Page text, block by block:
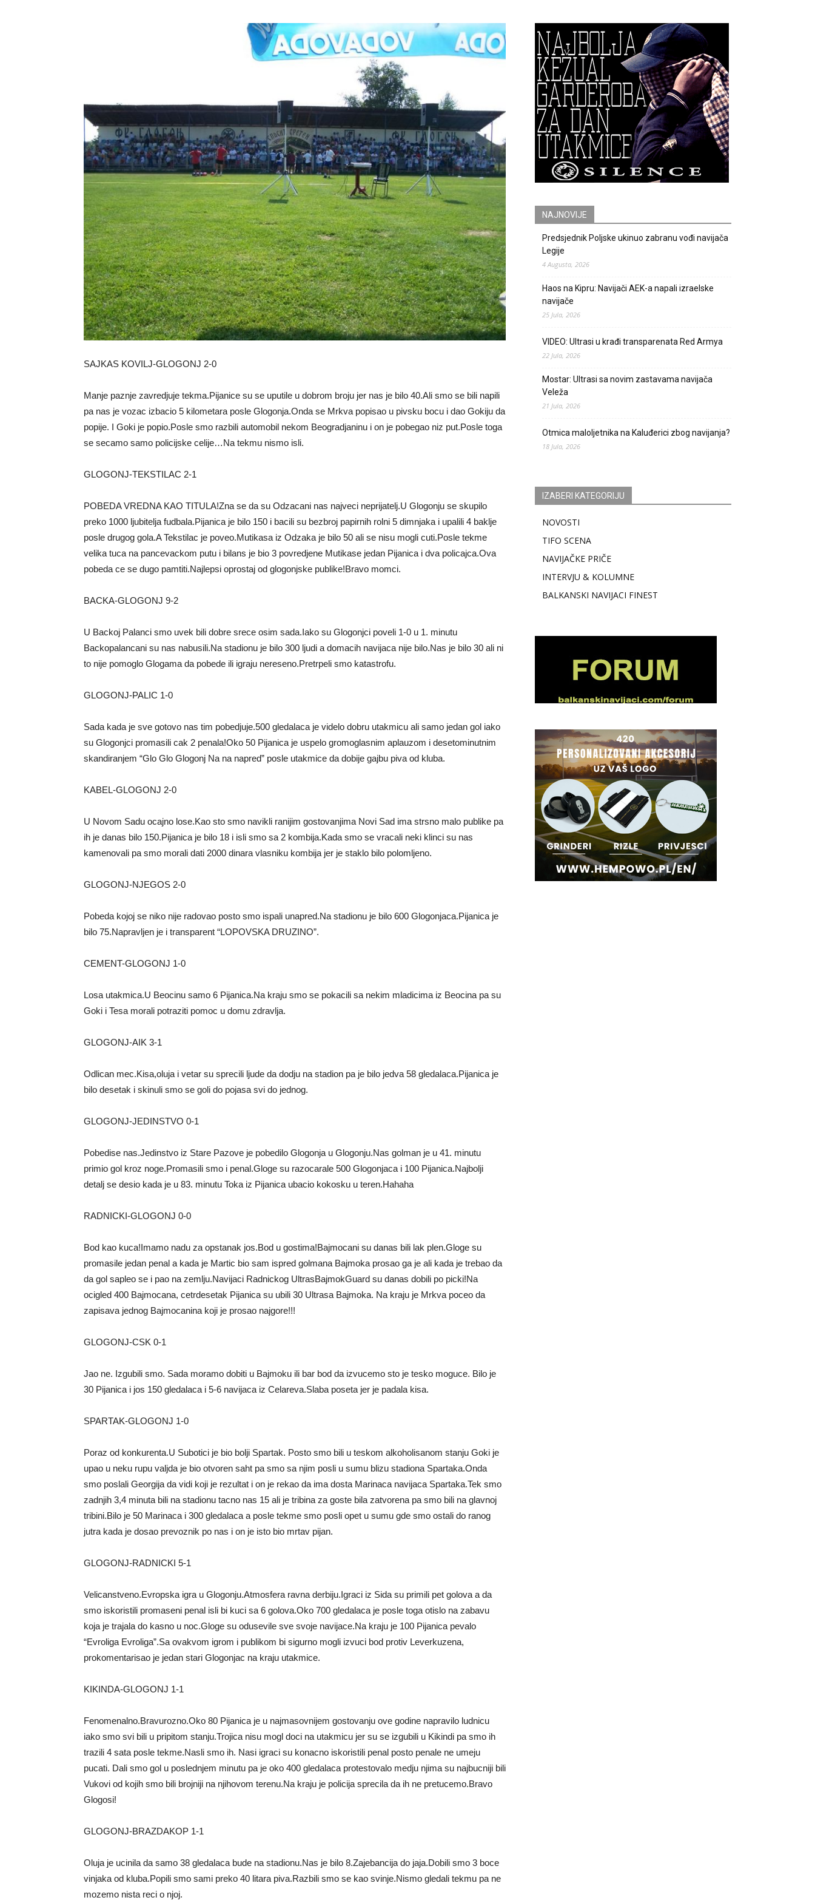
SAJKAS KOVILJ-GLOGONJ 2-0
Manje paznje zavredjuje tekma.Pijanice su se uputile u dobrom broju jer nas je bilo 40.Ali smo se bili napili
pa nas je vozac izbacio 5 kilometara posle Glogonja.Onda se Mrkva popisao u pivsku bocu i dao Gokiju da
popije. I Goki je popio.Posle smo razbili automobil nekom Beogradjaninu i on je pobegao niz put.Posle toga
se secamo samo policijske celije…Na tekmu nismo isli.
GLOGONJ-TEKSTILAC 2-1
POBEDA VREDNA KAO TITULA!Zna se da su Odzacani nas najveci neprijatelj.U Glogonju se skupilo
preko 1000 ljubitelja fudbala.Pijanica je bilo 150 i bacili su bezbroj papirnih rolni 5 dimnjaka i upalili 4 baklje
posle drugog gola.A Tekstilac je poveo.Mutikasa iz Odzaka je bilo 50 ali se nisu mogli cuti.Posle tekme
velika tuca na pancevackom putu i bilans je bio 3 povredjene Mutikase jedan Pijanica i dva policajca.Ova
pobeda ce se dugo pamtiti.Najlepsi oprostaj od glogonjske publike!Bravo momci.
BACKA-GLOGONJ 9-2
U Backoj Palanci smo uvek bili dobre srece osim sada.Iako su Glogonjci poveli 1-0 u 1. minutu
Backopalancani su nas nabusili.Na stadionu je bilo 300 ljudi a domacih navijaca nije bilo.Nas je bilo 30 ali ni
to nije pomoglo Glogama da pobede ili igraju nereseno.Pretrpeli smo katastrofu.
GLOGONJ-PALIC 1-0
Sada kada je sve gotovo nas tim pobedjuje.500 gledalaca je videlo dobru utakmicu ali samo jedan gol iako
su Glogonjci promasili cak 2 penala!Oko 50 Pijanica je uspelo gromoglasnim aplauzom i desetominutnim
skandiranjem “Glo Glo Glogonj Na na napred” posle utakmice da dobije gajbu piva od kluba.
KABEL-GLOGONJ 2-0
U Novom Sadu ocajno lose.Kao sto smo navikli ranijim gostovanjima Novi Sad ima strsno malo publike pa
ih je danas bilo 150.Pijanica je bilo 18 i isli smo sa 2 kombija.Kada smo se vracali neki klinci su nas
kamenovali pa smo morali dati 2000 dinara vlasniku kombija jer je staklo bilo polomljeno.
GLOGONJ-NJEGOS 2-0
Pobeda kojoj se niko nije radovao posto smo ispali unapred.Na stadionu je bilo 600 Glogonjaca.Pijanica je
bilo 75.Napravljen je i transparent “LOPOVSKA DRUZINO”.
CEMENT-GLOGONJ 1-0
Losa utakmica.U Beocinu samo 6 Pijanica.Na kraju smo se pokacili sa nekim mladicima iz Beocina pa su
Goki i Tesa morali potraziti pomoc u domu zdravlja.
GLOGONJ-AIK 3-1
Odlican mec.Kisa,oluja i vetar su sprecili ljude da dodju na stadion pa je bilo jedva 58 gledalaca.Pijanica je
bilo desetak i skinuli smo se goli do pojasa svi do jednog.
GLOGONJ-JEDINSTVO 0-1
Pobedise nas.Jedinstvo iz Stare Pazove je pobedilo Glogonja u Glogonju.Nas golman je u 41. minutu
primio gol kroz noge.Promasili smo i penal.Gloge su razocarale 500 Glogonjaca i 100 Pijanica.Najbolji
detalj se desio kada je u 83. minutu Toka iz Pijanica ubacio kokosku u teren.Hahaha
RADNICKI-GLOGONJ 0-0
Bod kao kuca!Imamo nadu za opstanak jos.Bod u gostima!Bajmocani su danas bili lak plen.Gloge su
promasile jedan penal a kada je Martic bio sam ispred golmana Bajmoka prosao ga je ali kada je trebao da
da gol sapleo se i pao na zemlju.Navijaci Radnickog UltrasBajmokGuard su danas dobili po picki!Na
ocigled 400 Bajmocana, cetrdesetak Pijanica su ubili 30 Ultrasa Bajmoka. Na kraju je Mrkva poceo da
zapisava jednog Bajmocanina koji je prosao najgore!!!
GLOGONJ-CSK 0-1
Jao ne. Izgubili smo. Sada moramo dobiti u Bajmoku ili bar bod da izvucemo sto je tesko moguce. Bilo je
30 Pijanica i jos 150 gledalaca i 5-6 navijaca iz Celareva.Slaba poseta jer je padala kisa.
SPARTAK-GLOGONJ 1-0
Poraz od konkurenta.U Subotici je bio bolji Spartak. Posto smo bili u teskom alkoholisanom stanju Goki je
upao u neku rupu valjda je bio otvoren saht pa smo sa njim posli u sumu blizu stadiona Spartaka.Onda
smo poslali Georgija da vidi koji je rezultat i on je rekao da ima dosta Marinaca navijaca Spartaka.Tek smo
zadnjih 3,4 minuta bili na stadionu tacno nas 15 ali je tribina za goste bila zatvorena pa smo bili na glavnoj
tribini.Bilo je 50 Marinaca i 300 gledalaca a posle tekme smo posli opet u sumu gde smo ostali do ranog
jutra kada je dosao prevoznik po nas i on je isto bio mrtav pijan.
GLOGONJ-RADNICKI 5-1
Velicanstveno.Evropska igra u Glogonju.Atmosfera ravna derbiju.Igraci iz Sida su primili pet golova a da
smo iskoristili promaseni penal isli bi kuci sa 6 golova.Oko 700 gledalaca je posle toga otislo na zabavu
koja je trajala do kasno u noc.Gloge su odusevile sve svoje navijace.Na kraju je 100 Pijanica pevalo
“Evroliga Evroliga”.Sa ovakvom igrom i publikom bi sigurno mogli izvuci bod protiv Leverkuzena,
prokomentarisao je jedan stari Glogonjac na kraju utakmice.
KIKINDA-GLOGONJ 1-1
Fenomenalno.Bravurozno.Oko 80 Pijanica je u najmasovnijem gostovanju ove godine napravilo ludnicu
iako smo svi bili u pripitom stanju.Trojica nisu mogl doci na utakmicu jer su se izgubili u Kikindi pa smo ih
trazili 4 sata posle tekme.Nasli smo ih. Nasi igraci su konacno iskoristili penal posto penale ne umeju
pucati. Dali smo gol u poslednjem minutu pa je oko 400 gledalaca protestovalo medju njima su najbucniji bili
Vukovi od kojih smo bili brojniji na njihovom terenu.Na kraju je policija sprecila da ih ne pretucemo.Bravo
Glogosi!
GLOGONJ-BRAZDAKOP 1-1
Oluja je ucinila da samo 38 gledalaca bude na stadionu.Nas je bilo 8.Zajebancija do jaja.Dobili smo 3 boce
vinjaka od kluba.Popili smo sami preko 40 litara piva.Razbili smo se kao svinje.Nismo gledali tekmu pa ne
mozemo nista reci o njoj.
NAJNOVIJE
Predsjednik Poljske ukinuo zabranu vođi navijača
Legije
4 Augusta, 2026
Haos na Kipru: Navijači AEK-a napali izraelske
navijače
25 Jula, 2026
VIDEO: Ultrasi u krađi transparenata Red Armya
22 Jula, 2026
Mostar: Ultrasi sa novim zastavama navijača
Veleža
21 Jula, 2026
Otmica maloljetnika na Kaluđerici zbog navijanja?
18 Jula, 2026
IZABERI KATEGORIJU
NOVOSTI
TIFO SCENA
NAVIJAČKE PRIČE
INTERVJU & KOLUMNE
BALKANSKI NAVIJACI FINEST